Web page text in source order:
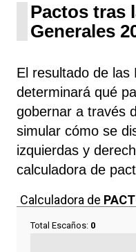
Pactos tras
Generales
El resultado de las
determinará qué
gobernar a través
simular cómo se
izquierdas y
calculadora de
Calculadora de
Total Escaños: 0